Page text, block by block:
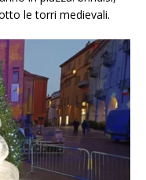
le torri medievali.